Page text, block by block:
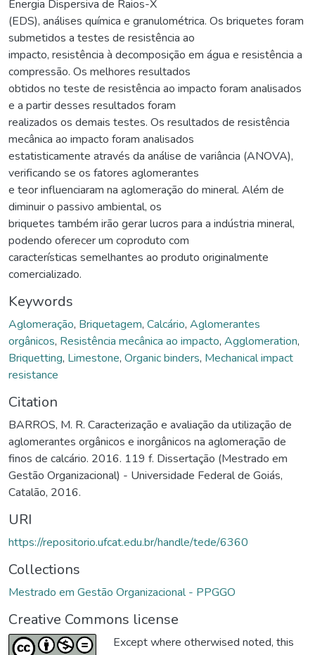
Energia Dispersiva de Raios-X
(EDS), análises química e granulométrica. Os briquetes foram
submetidos a testes de resistência ao
impacto, resistência à decomposição em água e resistência a
compressão. Os melhores resultados
obtidos no teste de resistência ao impacto foram analisados
e a partir desses resultados foram
realizados os demais testes. Os resultados de resistência
mecânica ao impacto foram analisados
estatisticamente através da análise de variância (ANOVA),
verificando se os fatores aglomerantes
e teor influenciaram na aglomeração do mineral. Além de
diminuir o passivo ambiental, os
briquetes também irão gerar lucros para a indústria mineral,
podendo oferecer um coproduto com
características semelhantes ao produto originalmente
comercializado.
Keywords
Aglomeração, Briquetagem, Calcário, Aglomerantes
orgânicos, Resistência mecânica ao impacto, Agglomeration,
Briquetting, Limestone, Organic binders, Mechanical impact
resistance
Citation
BARROS, M. R. Caracterização e avaliação da utilização de
aglomerantes orgânicos e inorgânicos na aglomeração de
finos de calcário. 2016. 119 f. Dissertação (Mestrado em
Gestão Organizacional) - Universidade Federal de Goiás,
Catalão, 2016.
URI
https://repositorio.ufcat.edu.br/handle/tede/6360
Collections
Mestrado em Gestão Organizacional - PPGGO
Creative Commons license
Except where otherwised noted, this